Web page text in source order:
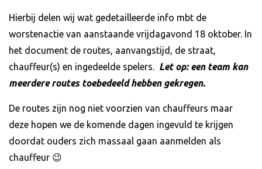
Hierbij delen wij wat gedetailleerde info mbt de
worstenactie van aanstaande vrijdagavond 18 oktober. In
het document de routes, aanvangstijd, de straat,
chauffeur(s) en ingedeelde spelers. Let op: een team kan
meerdere routes toebedeeld hebben gekregen.
De routes zijn nog niet voorzien van chauffeurs maar
deze hopen we de komende dagen ingevuld te krijgen
doordat ouders zich massaal gaan aanmelden als
chauffeur 😉